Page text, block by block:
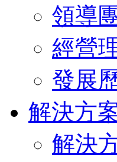
領導
經營
發展
解決方
解決